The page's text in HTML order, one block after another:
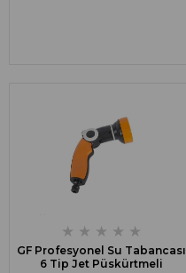
★ ★ ★ ★ ★
GF Profesyonel Su Tabancası
6 Tip Jet Püskürtmeli